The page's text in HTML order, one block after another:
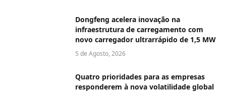
Dongfeng acelera inovação na
infraestrutura de carregamento com
novo carregador ultrarrápido de 1,5 MW
5 de Agosto, 2026
Quatro prioridades para as empresas
responderem à nova volatilidade global